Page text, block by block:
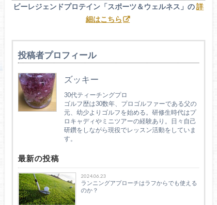
ビーレジェンドプロテイン「スポーツ＆ウェルネス」の詳
細はこちら
投稿者プロフィール
ズッキー
30代ティーチングプロ
ゴルフ歴は30数年、プロゴルファーである父の
元、幼少よりゴルフを始める。研修生時代はプ
ロキャディやミニツアーの経験あり。日々自己
研鑽をしながら現役でレッスン活動をしていま
す。
最新の投稿
2024.06.23
ランニングアプローチはラフからでも使える
のか？